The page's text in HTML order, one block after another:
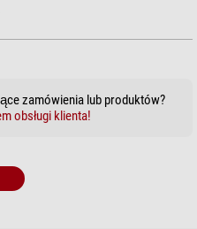
zamówienia lub produktów?
obsługi klienta!